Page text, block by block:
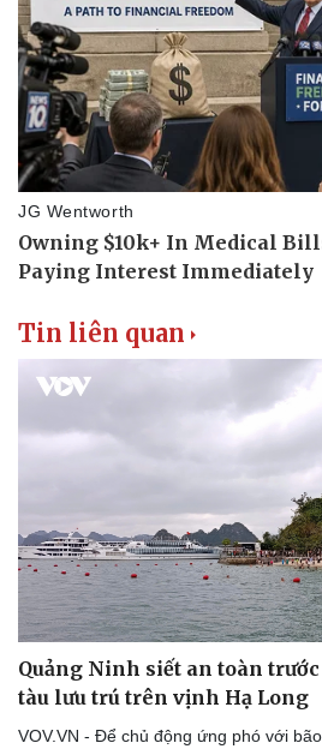
Hậu trường
Tin liên quan
Quảng Ninh siết an toàn trước
tàu lưu trú trên vịnh Hạ Long
VOV.VN - Để chủ động ứng phó với